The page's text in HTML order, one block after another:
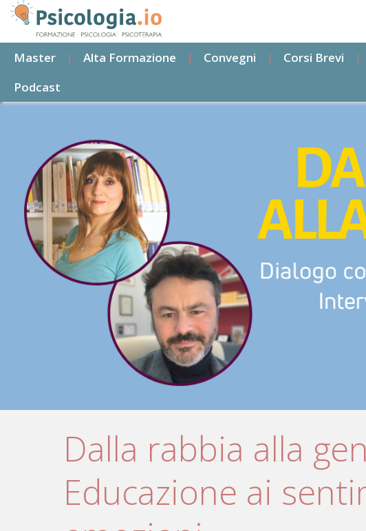
Salta
contenuto
principale
Master Alta Formazione Convegni Corsi Brevi
Podcast
Dalla rabbia alla
Educazione ai